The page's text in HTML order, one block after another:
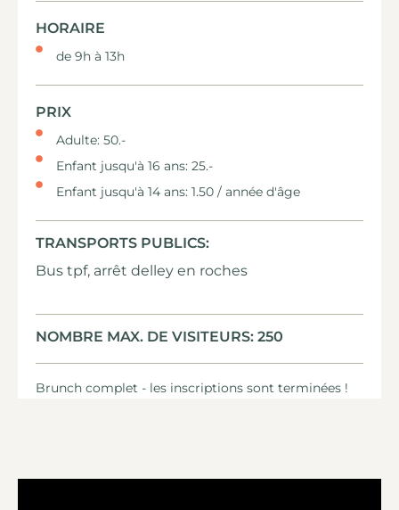
HORAIRE
de 9h à 13h
PRIX
Adulte: 50.-
Enfant jusqu'à 16 ans: 25.-
Enfant jusqu'à 14 ans: 1.50 / année d'âge
TRANSPORTS PUBLICS:
Bus tpf, arrêt delley en roches
NOMBRE MAX. DE VISITEURS: 250
Brunch complet - les inscriptions sont terminées !